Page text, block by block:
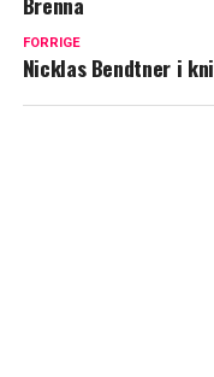
FORRIGE
Nicklas Bendtner i